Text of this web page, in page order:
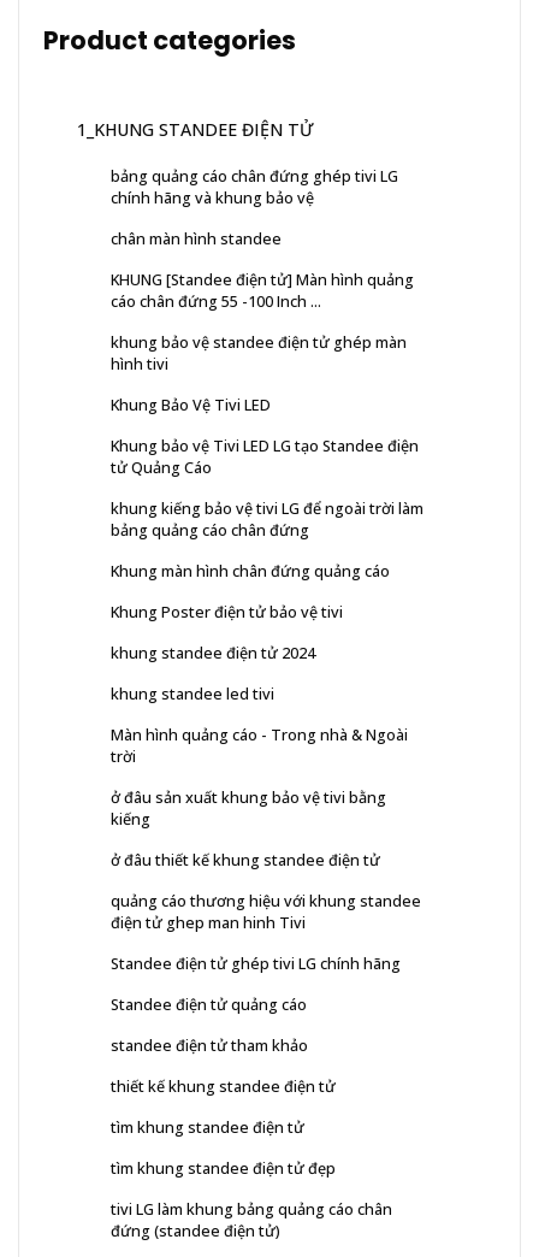
Product categories
1_KHUNG STANDEE ĐIỆN TỬ
bảng quảng cáo chân đứng ghép tivi LG
chính hãng và khung bảo vệ
chân màn hình standee
KHUNG [Standee điện tử] Màn hình quảng
cáo chân đứng 55 -100 Inch ...
khung bảo vệ standee điện tử ghép màn
hình tivi
Khung Bảo Vệ Tivi LED
Khung bảo vệ Tivi LED LG tạo Standee điện
tử Quảng Cáo
khung kiếng bảo vệ tivi LG để ngoài trời làm
bảng quảng cáo chân đứng
Khung màn hình chân đứng quảng cáo
Khung Poster điện tử bảo vệ tivi
khung standee điện tử 2024
khung standee led tivi
Màn hình quảng cáo - Trong nhà & Ngoài
trời
ở đâu sản xuất khung bảo vệ tivi bằng
kiếng
ở đâu thiết kế khung standee điện tử
quảng cáo thương hiệu với khung standee
điện tử ghep man hinh Tivi
Standee điện tử ghép tivi LG chính hãng
Standee điện tử quảng cáo
standee điện tử tham khảo
thiết kế khung standee điện tử
tìm khung standee điện tử
tìm khung standee điện tử đẹp
tivi LG làm khung bảng quảng cáo chân
đứng (standee điện tử)